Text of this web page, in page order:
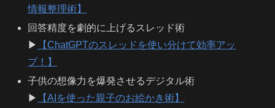
情報整理術】
回答精度を劇的に上げるスレッド術
▶
【ChatGPTのスレッドを使い分けて効率アッ
プ！】
子供の想像力を爆発させるデジタル術
▶
【AIを使った親子のお絵かき術】